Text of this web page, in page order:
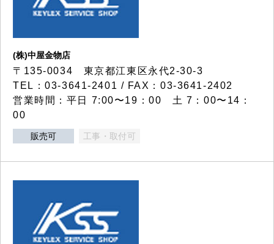
(株)中屋金物店
〒135-0034 東京都江東区永代2-30-3
TEL：03-3641-2401 / FAX：03-3641-2402
営業時間：平日 7:00〜19：00 土 7：00〜14：
00
販売可 工事・取付可